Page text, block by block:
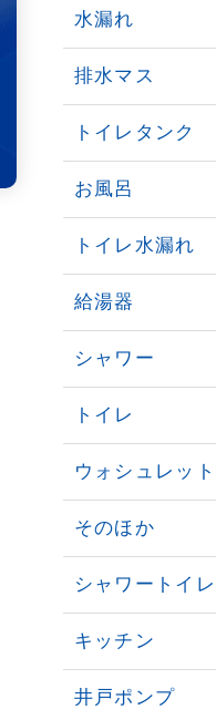
水漏れ
排水マス
トイレタンク
お風呂
トイレ水漏れ
給湯器
シャワー
トイレ
ウォシュレット
そのほか
シャワートイレ
キッチン
井戸ポンプ